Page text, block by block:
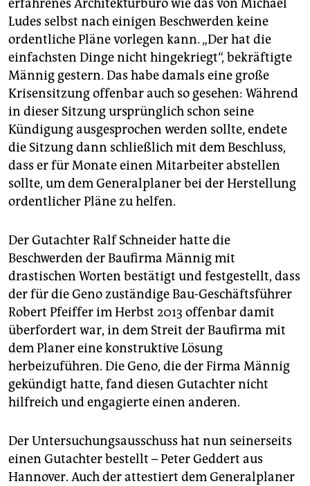
im günstigsten Fall - bis 2017 auf rund 138 Millionen
Euro.
erfahrenes Architekturbüro wie das von Michael
Ludes selbst nach einigen Beschwerden keine
ordentliche Pläne vorlegen kann. „Der hat die
einfachsten Dinge nicht hingekriegt“, bekräftigte
Männig gestern. Das habe damals eine große
Krisensitzung offenbar auch so gesehen: Während
in dieser Sitzung ursprünglich schon seine
Kündigung ausgesprochen werden sollte, endete
die Sitzung dann schließlich mit dem Beschluss,
dass er für Monate einen Mitarbeiter abstellen
sollte, um dem Generalplaner bei der Herstellung
ordentlicher Pläne zu helfen.
Der Gutachter Ralf Schneider hatte die
Beschwerden der Baufirma Männig mit
drastischen Worten bestätigt und festgestellt, dass
der für die Geno zuständige Bau-Geschäftsführer
Robert Pfeiffer im Herbst 2013 offenbar damit
überfordert war, in dem Streit der Baufirma mit
dem Planer eine konstruktive Lösung
herbeizuführen. Die Geno, die der Firma Männig
gekündigt hatte, fand diesen Gutachter nicht
hilfreich und engagierte einen anderen.
Der Untersuchungsausschuss hat nun seinerseits
einen Gutachter bestellt – Peter Geddert aus
Hannover. Auch der attestiert dem Generalplaner